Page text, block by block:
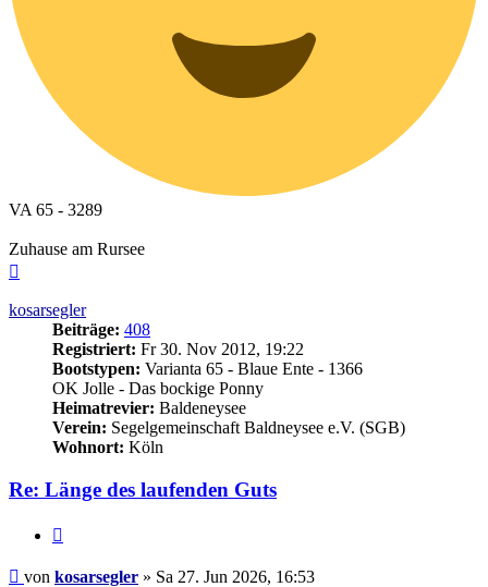
VA 65 - 3289
Zuhause am Rursee
kosarsegler
Beiträge: 408
Registriert: Fr 30. Nov 2012, 19:22
Bootstypen: Varianta 65 - Blaue Ente - 1366
OK Jolle - Das bockige Ponny
Heimatrevier: Baldeneysee
Verein: Segelgemeinschaft Baldneysee e.V. (SGB)
Wohnort: Köln
Re: Länge des laufenden Guts
Ungelesener
von kosarsegler » Sa 27. Jun 2026, 16:53